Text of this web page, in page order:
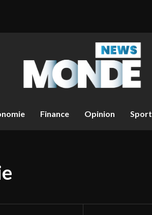
Finance Opinion Sport